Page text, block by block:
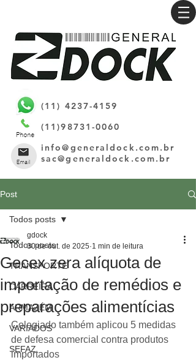
(11) 4237-4159
(11)98731-0060
info@generaldock.com.br
sac@generaldock.com.br
Post
Todos posts
TRANSPORTE
CARREIRA
ARMAZÉM
VARIADOS
SEFAZ
Todos posts
Gecex zera alíquota de
importação de remédios e
preparações alimentícias
gdock
30 de out. de 2025 1 min de leitura
Colegiado também aplicou 5 medidas
de defesa comercial contra produtos
importados